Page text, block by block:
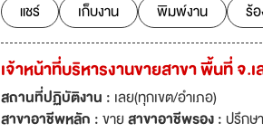
Outstanding
Digital Banker 2020 -Outstanding CX in Digital Sales
Data and
2021 -Finance Company of the Year – Thailand โดย The Asian Banking & Finance 2021 -
Thailand’s
BrandAge ทำความรู้จักกับเรามากขึ้น ผ่านหลากหลายเรื่องราวของชาวเงินติดล้อ ที่เราตั้งใจทำมาเพื่อ
แชร์ เก็บงาน พิมพ์งาน ร้
เจ้าหน้าที่บริหารงานขายสาขา พื้นที่ จ.
สถานที่ปฏิบัติงาน : เลย(ทุกเขต/อำเภอ)
สาขาอาชีพหลัก :ขายสาขาอาชีพรอง :ปรึกษ